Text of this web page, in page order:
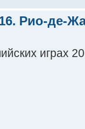
Рио-де-
играх